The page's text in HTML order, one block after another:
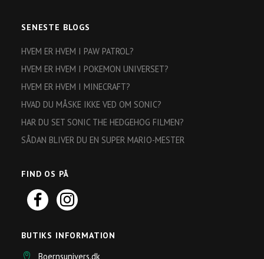
SENESTE BLOGS
HVEM ER HVEM I PAW PATROL?
HVEM ER HVEM I POKEMON UNIVERSET?
HVEM ER HVEM I MINECRAFT?
HVAD DU MÅSKE IKKE VED OM SONIC?
HAR DU SET SONIC THE HEDGEHOG FILMEN?
SÅDAN BLIVER DU EN SUPER MARIO-MESTER
FIND OS PÅ
BUTIKS INFORMATION
Boernsunivers.dk